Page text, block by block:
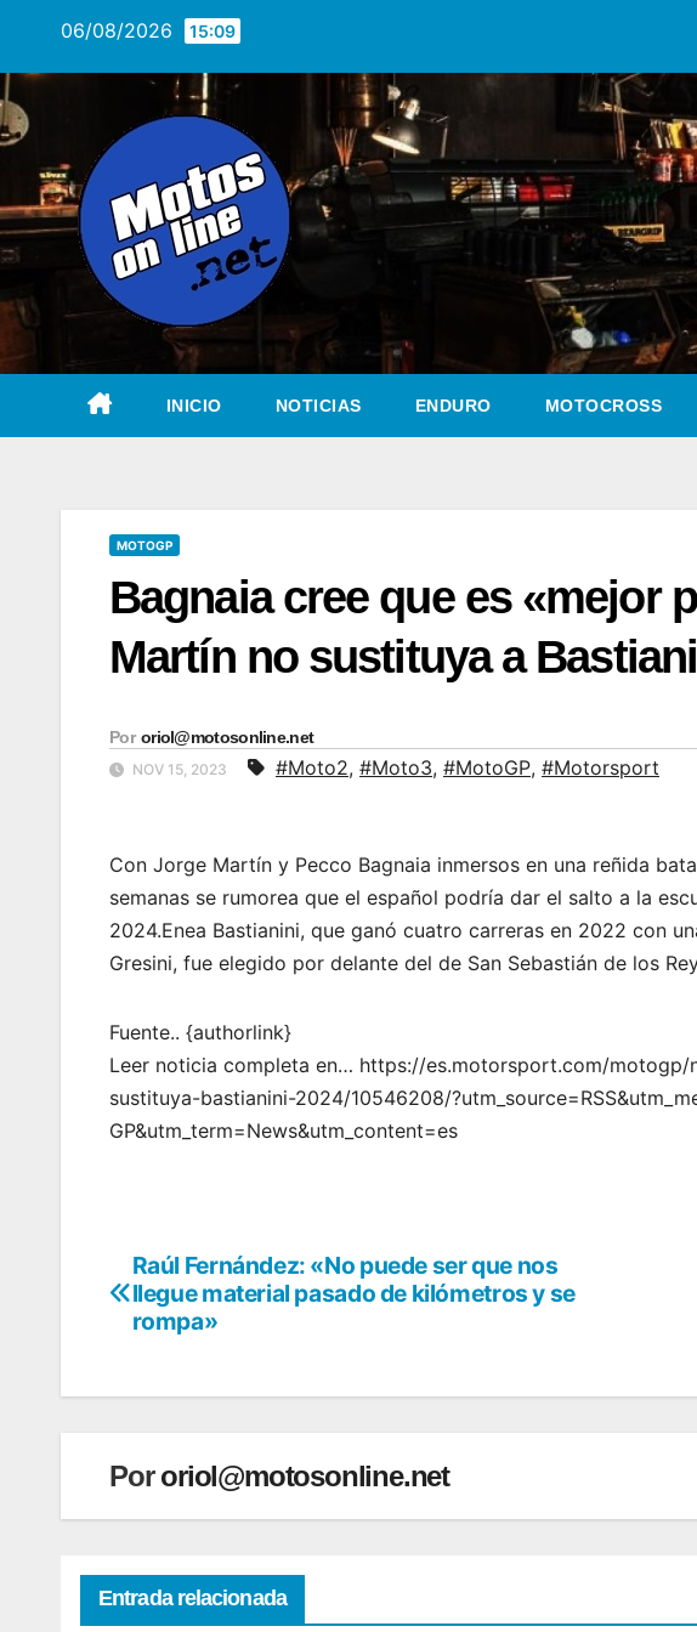
contenido
06/08/2026 15:09
INICIO NOTICIAS ENDURO MOTOCROSS
MOTOGP
Bagnaia cree que es «mejor
Martín no sustituya a
Por oriol@motosonline.net
NOV 15, 2023 #Moto2, #Moto3, #MotoGP, #Motorsport
Con Jorge Martín y Pecco Bagnaia inmersos en una reñida
semanas se rumorea que el español podría dar el salto a la
2024.Enea Bastianini, que ganó cuatro carreras en 2022 con
Gresini, fue elegido por delante del de San Sebastián de los
Fuente.. {authorlink}
Leer noticia completa en… https://es.motorsport.com/
sustituya-bastianini-2024/10546208/
GP&utm_term=News&utm_content=es
Navegación
de
Raúl Fernández: «No puede ser que nos
llegue material pasado de kilómetros y se
rompa»
Pororiol@motosonline.net
Entrada relacionada